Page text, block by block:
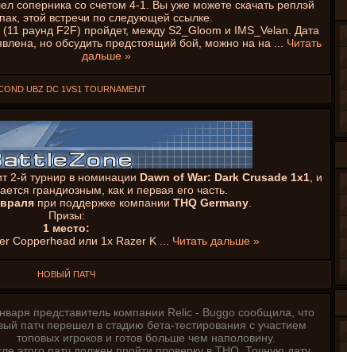
соперника со счетом 4-1. Вы уже можете скачать реплэй
пак, этой встречи по следующей ссылке.
раунд F2F) пройдет, между S2_Gloom и IMS_Velan. Дата
но обсудить предстоящий бой, можно на на
Читать
дальше »
UBZ DC 1VS1 TOURNAMENT
2-й турнир в номинации Dawn of War: Dark Crusade 1x1, и
грандиозным, как и первая его часть.
при поддержке компании THQ Germany.
Призы:
1 место:
Copperhead или 1x Razer K
Читать дальше »
НОВЫЙ ПАТЧ
представитель компании Relic - Buggo сообщила, что
патч перешел в стадию бета-тестирования с участием
топовых игроков и готов больше чем наполовину.